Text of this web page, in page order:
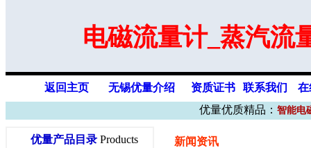
电磁流量计_蒸汽流
返回主页 无锡优量介绍 资质证书 联系我们
在
优量优质精品： 智能电
优量产品目录 Products 新闻资讯